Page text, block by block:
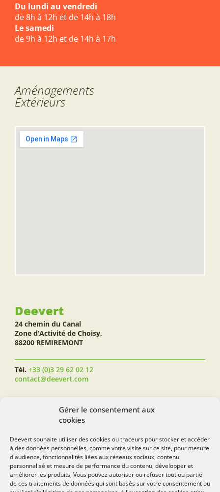
Gérer le consentement aux
cookies
Deevert souhaite utiliser des cookies ou traceurs pour stocker et accéder
à des données personnelles, comme votre visite sur ce site, pour mesure
d'audience, fonctionnalités liées aux réseaux sociaux, contenu
personnalisé et mesure de performance du contenu, développer et
améliorer les produits, Vous pouvez autoriser ou refuser tout ou partie
de ces traitements de données qui sont basés sur votre consentement ou
Du lundi au vendredi
de 8h à 12h et de 14h à 18h
Le samedi
de 9h à 12h et de 14h à 17h
Aménagements
Extérieurs
Deevert
24 chemin du Canal
Zone d’Activité de Choisy,
88200 REMIREMONT
Tél. +33 (0)3 29 62 02 12
contact@deevert.com
SUIVEZ-NOUS...
deevert.com